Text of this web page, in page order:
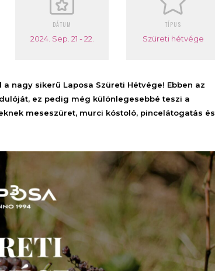
DÁTUM
2024. Sep. 21 - 22.
TÍPUS
Szüreti hétvége
nagy sikerű Laposa Szüreti Hétvége! Ebben az
ez pedig még különlegesebbé teszi a
meseszüret, murci kóstoló, pincelátogatás és